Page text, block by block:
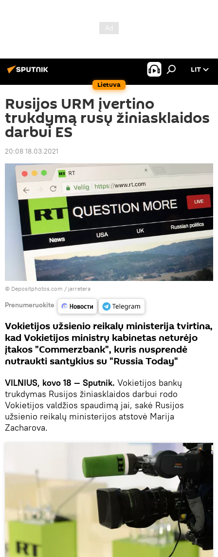
Lietuva
LIT
Rusijos URM įvertino
trukdymą rusų žiniasklaidos
darbui ES
20:08 18.03.2021
© Depositphotos.com / jarretera
Prenumeruokite
Vokietijos užsienio reikalų ministerija tvirtina,
kad Vokietijos ministrų kabinetas neturėjo
įtakos "Commerzbank", kuris nusprendė
nutraukti santykius su "Russia Today"
VILNIUS, kovo 18 — Sputnik. Vokietijos bankų
trukdymas Rusijos žiniasklaidos darbui rodo
Vokietijos valdžios spaudimą jai, sakė Rusijos
užsienio reikalų ministerijos atstovė Marija
Zacharova.